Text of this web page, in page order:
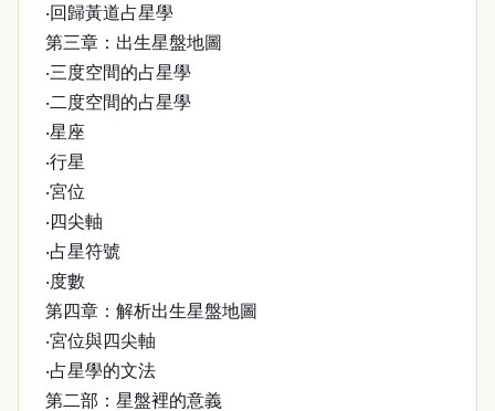
‧回歸黃道占星學
第三章：出生星盤地圖
‧三度空間的占星學
‧二度空間的占星學
‧星座
‧行星
‧宮位
‧四尖軸
‧占星符號
‧度數
第四章：解析出生星盤地圖
‧宮位與四尖軸
‧占星學的文法
第二部：星盤裡的意義